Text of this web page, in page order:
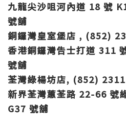
九龍尖沙咀河內道 18 號
號舖
銅鑼灣皇室堡店 , (852)
香港銅鑼灣告士打道 311
號舖
荃灣綠楊坊店, (852)
新界荃灣蕙荃路 22-66 號
G37 號舖